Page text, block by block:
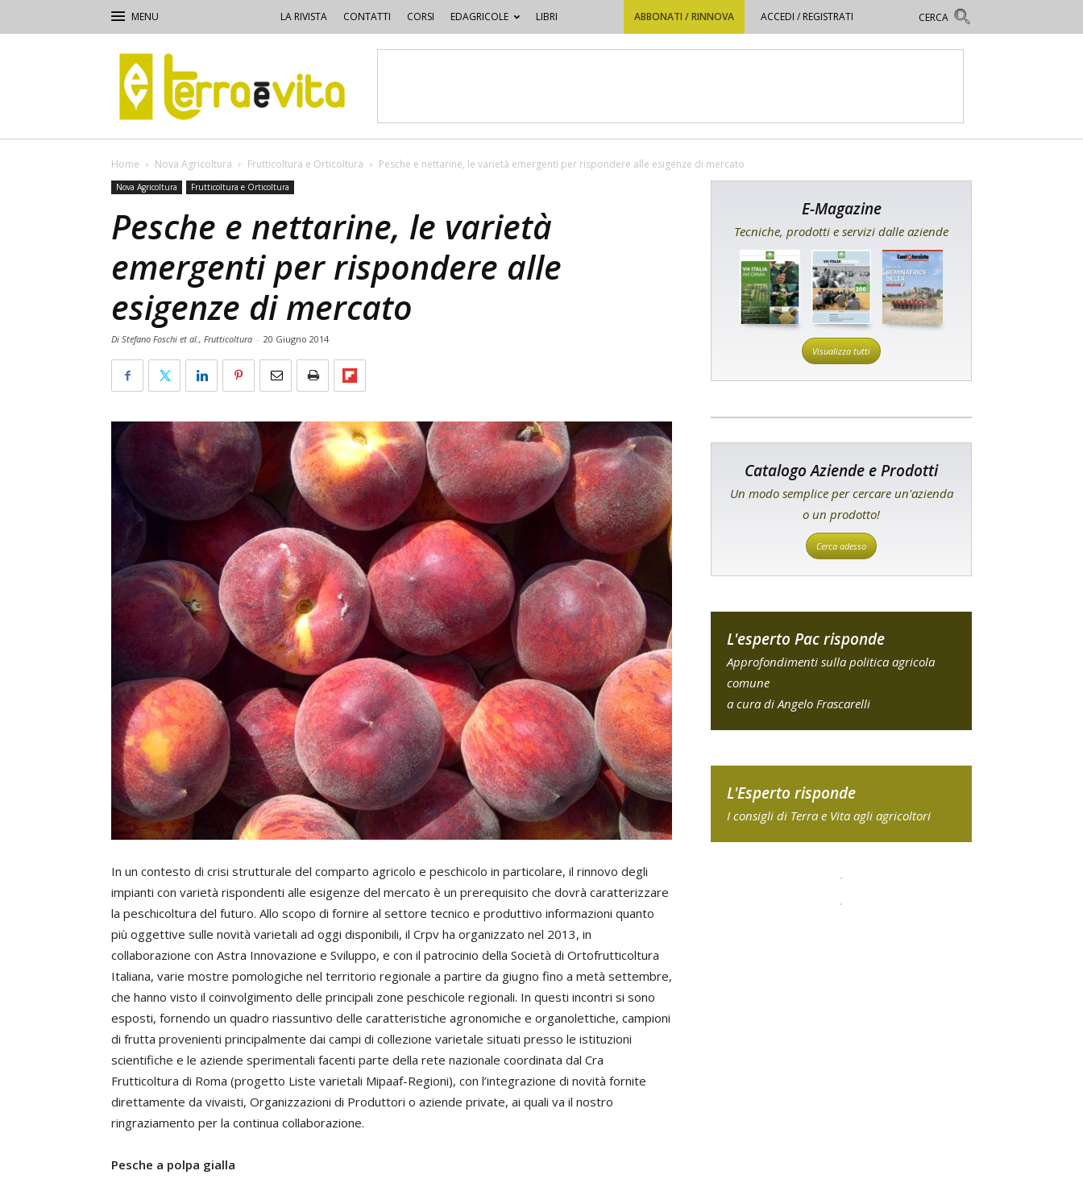
LA RIVISTA CONTATTI CORSI EDAGRICOLE LIBRI ABBONATI / RINNOVA ACCEDI / REGISTRATI
Terra
e
Vita
Home Nova Agricoltura Frutticoltura e Orticoltura Pesche e nettarine, le varietà emergenti per rispondere alle esigenze di mercato
Nova Agricoltura Frutticoltura e Orticoltura
Pesche e nettarine, le varietà
emergenti per rispondere alle
esigenze di mercato
Di Stefano Foschi et al., Frutticoltura - 20 Giugno 2014
In un contesto di crisi strutturale del comparto agricolo e peschicolo in particolare, il rinnovo degli
impianti con varietà rispondenti alle esigenze del mercato è un prerequisito che dovrà caratterizzare
la peschicoltura del futuro. Allo scopo di fornire al settore tecnico e produttivo informazioni quanto
più oggettive sulle novità varietali ad oggi disponibili, il Crpv ha organizzato nel 2013, in
collaborazione con Astra Innovazione e Sviluppo, e con il patrocinio della Società di Ortofrutticoltura
Italiana, varie mostre pomologiche nel territorio regionale a partire da giugno fino a metà settembre,
che hanno visto il coinvolgimento delle principali zone peschicole regionali. In questi incontri si sono
esposti, fornendo un quadro riassuntivo delle caratteristiche agronomiche e organolettiche, campioni
di frutta provenienti principalmente dai campi di collezione varietale situati presso le istituzioni
scientifiche e le aziende sperimentali facenti parte della rete nazionale coordinata dal Cra
Frutticoltura di Roma (progetto Liste varietali Mipaaf-Regioni), con l’integrazione di novità fornite
direttamente da vivaisti, Organizzazioni di Produttori o aziende private, ai quali va il nostro
ringraziamento per la continua collaborazione.
Pesche a polpa gialla
E-Magazine
Tecniche, prodotti e servizi dalle aziende
Visualizza tutti
Catalogo Aziende e Prodotti
Un modo semplice per cercare un'azienda
o un prodotto!
Cerca adesso
L'esperto Pac risponde
Approfondimenti sulla politica agricola
comune
a cura di Angelo Frascarelli
L'Esperto risponde
I consigli di Terra e Vita agli agricoltori